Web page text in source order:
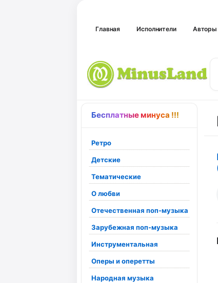
Главная Исполнители Авторы
Бесплатные минуса !!!
Ретро
Детские
Тематические
О любви
Отечественная поп-музыка
Зарубежная поп-музыка
Инструментальная
Оперы и оперетты
Народная музыка